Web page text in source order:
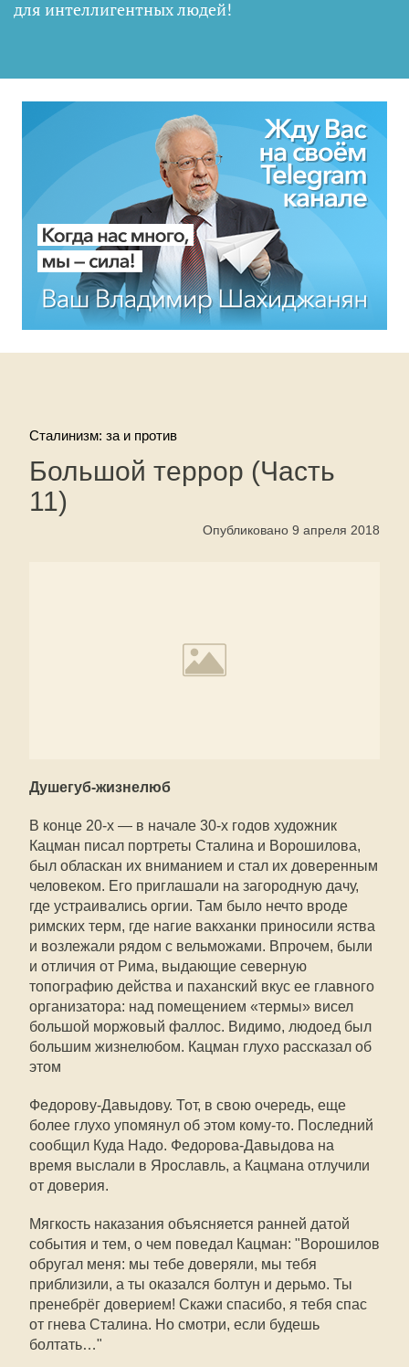
для интеллигентных людей!
Сталинизм: за и против
Большой террор (Часть
11)
Опубликовано 9 апреля 2018
Душегуб-жизнелюб
В конце 20-х — в начале 30-х годов художник
Кацман писал портреты Сталина и Ворошилова,
был обласкан их вниманием и стал их доверенным
человеком. Его приглашали на загородную дачу,
где устраивались оргии. Там было нечто вроде
римских терм, где нагие вакханки приносили яства
и возлежали рядом с вельможами. Впрочем, были
и отличия от Рима, выдающие северную
топографию действа и паханский вкус ее главного
организатора: над помещением «термы» висел
большой моржовый фаллос. Видимо, людоед был
большим жизнелюбом. Кацман глухо рассказал об
этом
Федорову-Давыдову. Тот, в свою очередь, еще
более глухо упомянул об этом кому-то. Последний
сообщил Куда Надо. Федорова-Давыдова на
время выслали в Ярославль, а Кацмана отлучили
от доверия.
Мягкость наказания объясняется ранней датой
события и тем, о чем поведал Кацман: "Ворошилов
обругал меня: мы тебе доверяли, мы тебя
приблизили, а ты оказался болтун и дерьмо. Ты
пренебрёг доверием! Скажи спасибо, я тебя спас
от гнева Сталина. Но смотри, если будешь
болтать…"